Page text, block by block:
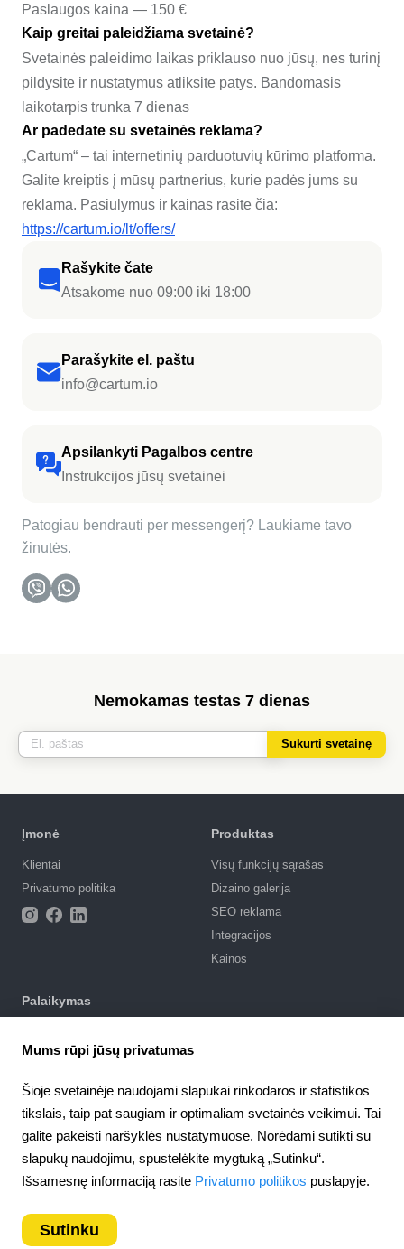
Rašykite čate
Atsakome nuo 09:00 iki 18:00
Parašykite el. paštu
info@cartum.io
Apsilankyti Pagalbos centre
Instrukcijos jūsų svetainei
Patogiau bendrauti per messengerį? Laukiame tavo
žinutės.
Paslaugos kaina — 150 €
Kaip greitai paleidžiama svetainė?
Svetainės paleidimo laikas priklauso nuo jūsų, nes turinį
pildysite ir nustatymus atliksite patys. Bandomasis
laikotarpis trunka 7 dienas
Ar padedate su svetainės reklama?
„Cartum“ – tai internetinių parduotuvių kūrimo platforma.
Galite kreiptis į mūsų partnerius, kurie padės jums su
reklama. Pasiūlymus ir kainas rasite čia:
https://cartum.io/lt/offers/
Nemokamas testas 7 dienas
Sukurti svetainę
Įmonė
Klientai
Privatumo politika
Produktas
Visų funkcijų sąrašas
Dizaino galerija
SEO reklama
Integracijos
Kainos
Palaikymas
Parašyti užklausą
Partnerystė
Partnerių programa
4.6 924atsiliepimai
Lithuania
Mums rūpi jūsų privatumas
Šioje svetainėje naudojami slapukai rinkodaros ir statistikos
tikslais, taip pat saugiam ir optimaliam svetainės veikimui. Tai
galite pakeisti naršyklės nustatymuose. Norėdami sutikti su
slapukų naudojimu, spustelėkite mygtuką „Sutinku“.
Išsamesnę informaciją rasite Privatumo politikos puslapyje.
Sutinku